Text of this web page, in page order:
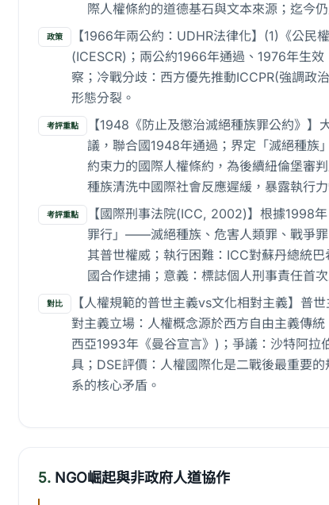
際人權條約的道德基石與文本來源；迄今
政策
【1966年兩公約：UDHR法律化】(1)《公民
(ICESCR)；兩公約1966年通過、1976年生
察；冷戰分歧：西方優先推動ICCPR(強調政
形態分裂。
考評重點
【1948《防止及懲治滅絕種族罪公約》
議，聯合國1948年通過；界定「滅絕種族
約束力的國際人權條約，為後續紐倫堡審
種族清洗中國際社會反應遲緩，暴露執行力
考評重點
【國際刑事法院(ICC, 2002)】根據1998
罪行」——滅絕種族、危害人類罪、戰爭罪
其普世權威；執行困難：ICC對蘇丹總統
國合作逮捕；意義：標誌個人刑事責任首
對比
【人權規範的普世主義vs文化相對主義】普
對主義立場：人權概念源於西方自由主義傳
西亞1993年《曼谷宣言》)；爭議：沙特阿
具；DSE評價：人權國際化是二戰後最重要
系的核心矛盾。
5. NGO崛起與非政府人道協作